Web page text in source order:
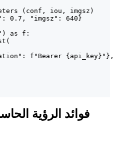
(conf, iou, imgsz)
0.7, "imgsz": 640}
as f:
f"Bearer {api_key}"},
فوائد الرؤية